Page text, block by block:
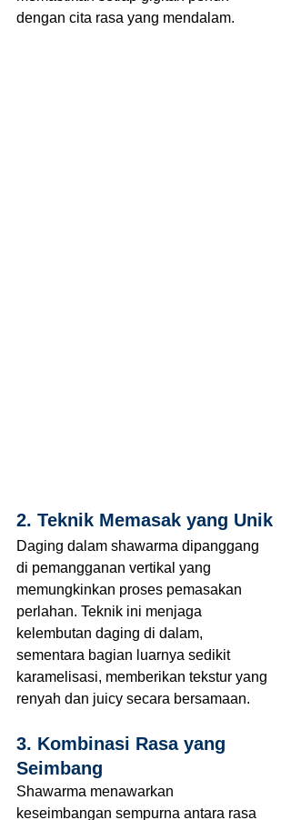
dengan cita rasa yang mendalam.
2. Teknik Memasak yang Unik
Daging dalam shawarma dipanggang
di pemangganan vertikal yang
memungkinkan proses pemasakan
perlahan. Teknik ini menjaga
kelembutan daging di dalam,
sementara bagian luarnya sedikit
karamelisasi, memberikan tekstur yang
renyah dan juicy secara bersamaan.
3. Kombinasi Rasa yang
Seimbang
Shawarma menawarkan
keseimbangan sempurna antara rasa